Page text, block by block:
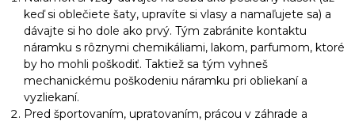
keď si oblečiete šaty, upravíte si vlasy a namaľujete sa) a
dávajte si ho dole ako prvý. Tým zabránite kontaktu
náramku s rôznymi chemikáliami, lakom, parfumom, ktoré
by ho mohli poškodiť. Taktiež sa tým vyhneš
mechanickému poškodeniu náramku pri obliekaní a
vyzliekaní.
Pred športovaním, upratovaním, prácou v záhrade a